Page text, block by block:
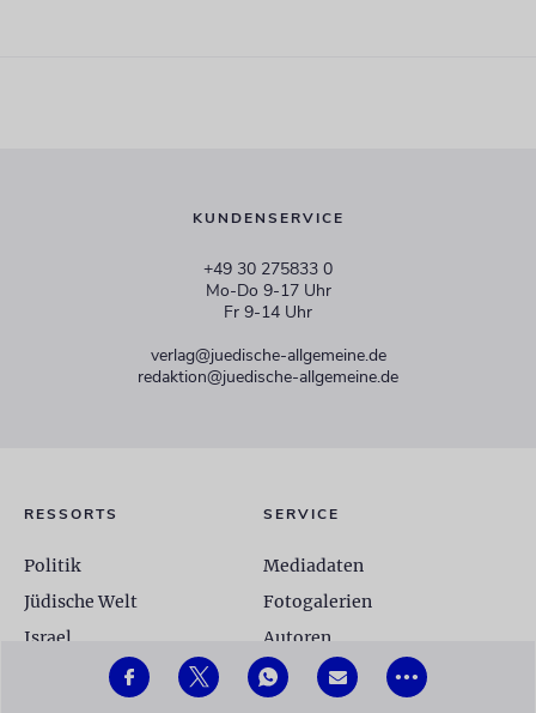
•••
KUNDENSERVICE
+49 30 275833 0
Mo-Do 9-17 Uhr
Fr 9-14 Uhr
verlag@juedische-allgemeine.de
redaktion@juedische-allgemeine.de
RESSORTS
Politik
Jüdische Welt
Israel
Unsere Woche
SERVICE
Mediadaten
Fotogalerien
Autoren
Glossar